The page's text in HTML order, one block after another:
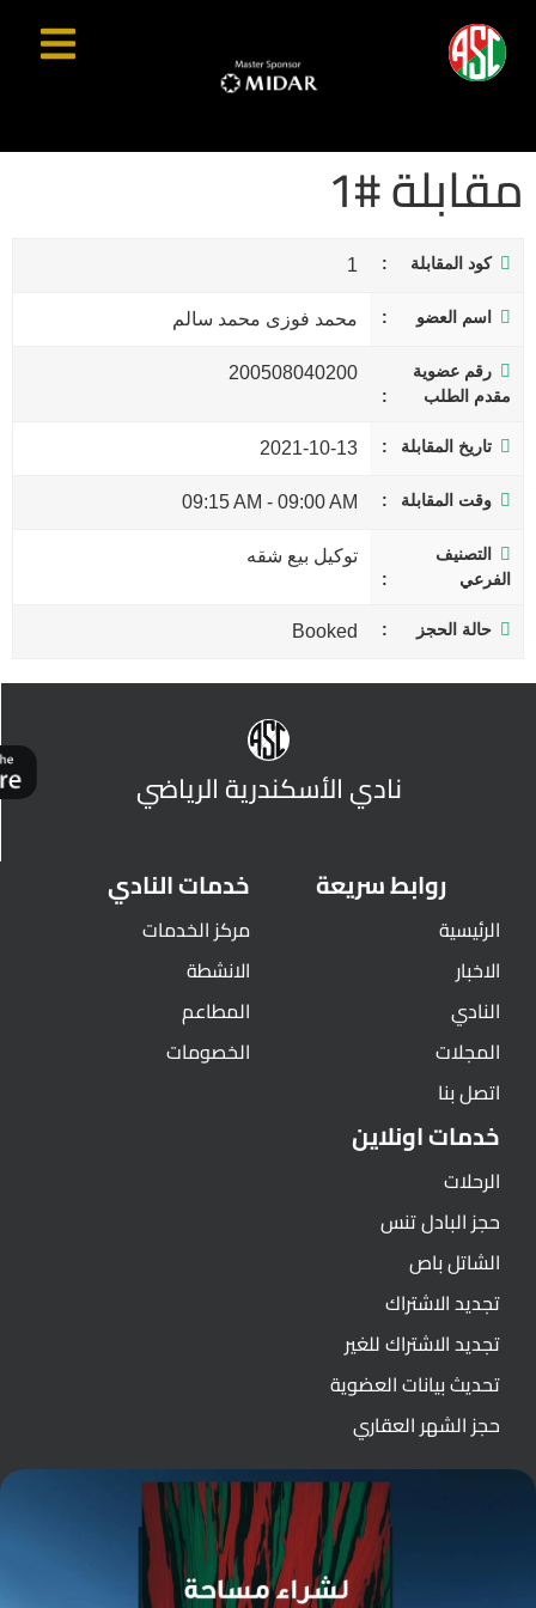
مقابلة #1
كود المقابلة 1
اسم العضو محمد فوزى محمد سالم
رقم عضوية
مقدم الطلب
200508040200
تاريخ المقابلة 2021-10-13
وقت المقابلة 09:00 AM
-
09:15 AM
التصنيف
الفرعي
توكيل بيع شقه
حالة الحجز Booked
نادي الأسكندرية الرياضي
روابط سريعة
الرئيسية
الاخبار
النادي
المجلات
اتصل بنا
خدمات النادي
مركز الخدمات
الانشطة
المطاعم
الخصومات
خدمات اونلاين
الرحلات
حجز البادل تنس
الشاتل باص
تجديد الاشتراك
تجديد الاشتراك للغير
تحديث بيانات العضوية
حجز الشهر العقاري